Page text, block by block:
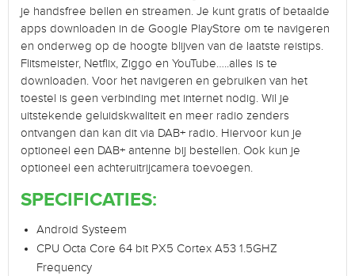
je handsfree bellen en streamen. Je kunt gratis of betaalde
apps downloaden in de Google PlayStore om te navigeren
en onderweg op de hoogte blijven van de laatste reistips.
Flitsmeister, Netflix, Ziggo en YouTube…..alles is te
downloaden. Voor het navigeren en gebruiken van het
toestel is geen verbinding met internet nodig. Wil je
uitstekende geluidskwaliteit en meer radio zenders
ontvangen dan kan dit via DAB+ radio. Hiervoor kun je
optioneel een DAB+ antenne bij bestellen. Ook kun je
optioneel een achteruitrijcamera toevoegen.
SPECIFICATIES:
Android Systeem
CPU Octa Core 64 bit PX5 Cortex A53 1.5GHZ
Frequency